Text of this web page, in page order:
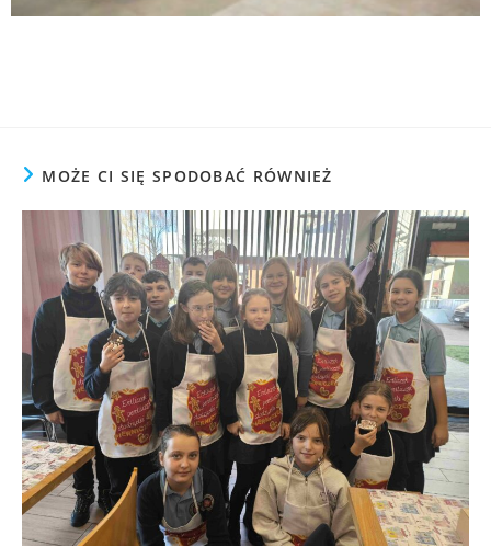
MOŻE CI SIĘ SPODOBAĆ RÓWNIEŻ